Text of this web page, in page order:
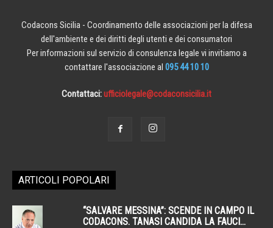
Codacons Sicilia - Coordinamento delle associazioni per la difesa
dell'ambiente e dei diritti degli utenti e dei consumatori
Per informazioni sul servizio di consulenza legale vi invitiamo a
contattare l'associazione al 095 44 10 10
Contattaci:ufficiolegale@codaconsicilia.it
ARTICOLI POPOLARI
“SALVARE MESSINA”: SCENDE IN CAMPO IL
CODACONS. TANASI CANDIDA LA FAUCI...